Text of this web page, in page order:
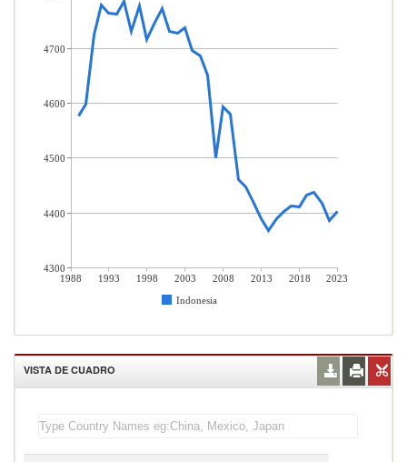
1988 1993 1998 2003 2008 2013 2018
2023
Indonesia
4700
4600
4500
4400
4300
VISTA DE CUADRO